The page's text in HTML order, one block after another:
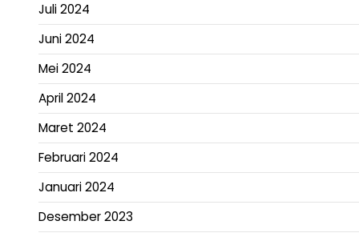
Juli 2024
Juni 2024
Mei 2024
April 2024
Maret 2024
Februari 2024
Januari 2024
Desember 2023